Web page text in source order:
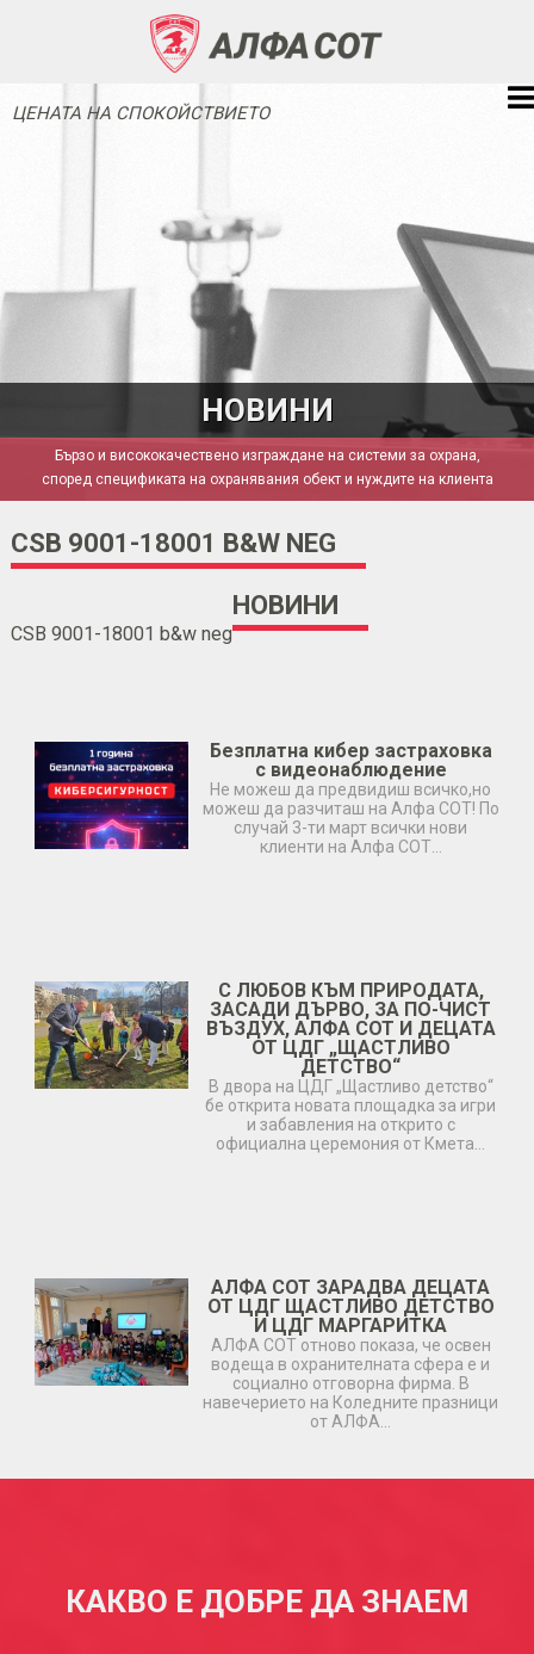
ЦЕНАТА НА СПОКОЙСТВИЕТО
НОВИНИ
Бързо и висококачествено изграждане на системи за охрана,
според спецификата на охранявания обект и нуждите на клиента
CSB 9001-18001 B&W NEG
CSB 9001-18001 b&w neg
НОВИНИ
Безплатна кибер застраховка
с видеонаблюдение
Не можеш да предвидиш всичко,но
можеш да разчиташ на Алфа СОТ! По
случай 3-ти март всички нови
клиенти на Алфа СОТ…
С ЛЮБОВ КЪМ ПРИРОДАТА,
ЗАСАДИ ДЪРВО, ЗА ПО-ЧИСТ
ВЪЗДУХ, АЛФА СОТ И ДЕЦАТА
ОТ ЦДГ „ЩАСТЛИВО
ДЕТСТВО“
В двора на ЦДГ „Щастливо детство“
бе открита новата площадка за игри
и забавления на открито с
официална церемония от Кмета…
АЛФА СОТ ЗАРАДВА ДЕЦАТА
ОТ ЦДГ ЩАСТЛИВО ДЕТСТВО
И ЦДГ МАРГАРИТКА
АЛФА СОТ отново показа, че освен
водеща в охранителната сфера е и
социално отговорна фирма. В
навечерието на Коледните празници
от АЛФА…
КАКВО Е ДОБРЕ ДА ЗНАЕМ